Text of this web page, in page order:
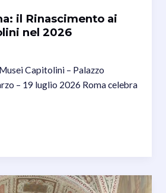
il Rinascimento ai
nel 2026
Capitolini – Palazzo
– 19 luglio 2026 Roma celebra